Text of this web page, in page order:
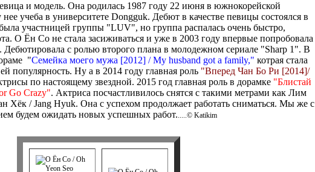
и модель. Она родилась 1987 году 22 июня в южнокорейской
учеба в университете Dongguk. Дебют в качестве певицы состоялся в
участницей группы "LUV", но группа распалась очень быстро,
О Ён Со не стала засиживаться и уже в 2003 году впервые попробовала
Дебютировала с ролью второго плана в молодежном сериале "Sharp 1". В
"Семейка моего мужа [2012] / My husband got a family," котрая стала
популярность. Ну а в 2014 году главная роль "Вперед Чан Бо Ри [2014]/
по настоящему звездной. 2015 год главная роль в дорамке "Блистай
Go Crazy". Актриса посчастливилось снятся с такими метрами как Лим
Хёк / Jang Hyuk. Она с успехом продолжает работать сниматься. Мы же с
будем ожидать новых успешных работ......© Katikim